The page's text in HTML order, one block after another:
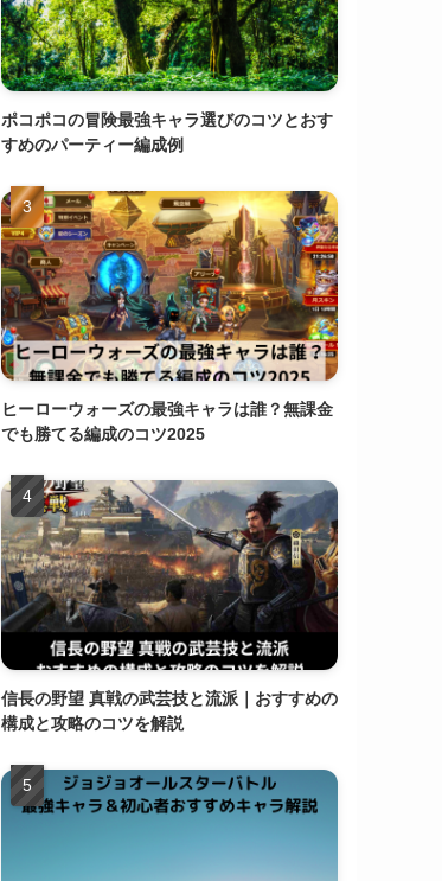
ポコポコの冒険最強キャラ選びのコツとおす
すめのパーティー編成例
ヒーローウォーズの最強キャラは誰？無課金
でも勝てる編成のコツ2025
信長の野望 真戦の武芸技と流派｜おすすめの
構成と攻略のコツを解説